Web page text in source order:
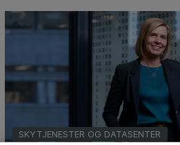
SKYTJENESTER OG DATASENTER